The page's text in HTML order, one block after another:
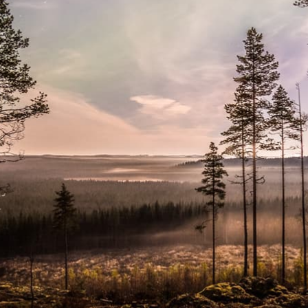
Toimintatapa on
jatkuvasti
mahdollisuudet
vahvuudet
sekä
reagoiva.
rahoituksen